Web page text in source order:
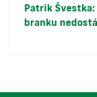
Patrik Švestka:
branku